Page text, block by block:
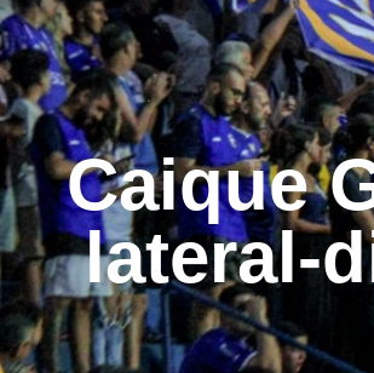
Caique
lateral-